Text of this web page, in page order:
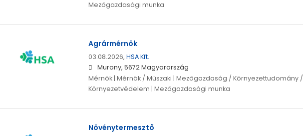
Mezőgazdasági munka
Agrármérnök
03.08.2026, HSA Kft.
Murony, 5672 Magyarország
Mérnök | Mérnök / Műszaki | Mezőgazdaság / Környezettudomány /
Környezetvédelem | Mezőgazdasági munka
Növénytermesztő